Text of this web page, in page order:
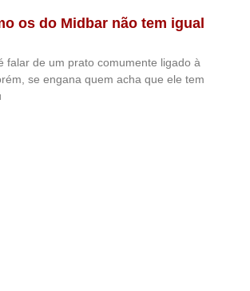
os do Midbar não tem igual
falar de um prato comumente ligado à
se engana quem acha que ele tem